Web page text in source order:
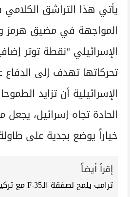
يأتي هذا التراشق
المواجهة في مضيق هرمز
الإسرائيلي "نقطة توتر
تحركاتها تهدف إلى الدفاع
الإسرائيلية أن تزايد
الحادة تجاه إسرائيل،
خياراً يوضع بجدية على طاولة
إقرأ أيضاً
ترامب يلمح لصفقة الـF-35 مع تركيا.. وأردوغان يؤكد: حصلنا على وعدٍ بـ5 مقاتلات